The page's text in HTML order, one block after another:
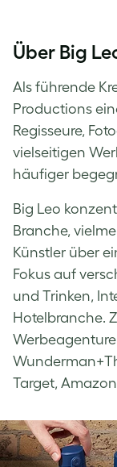
Über Big
Als führende
Productions
Regisseure,
vielseitigen
häufiger
Big Leo
Branche,
Künstler über
Fokus auf
und Trinken,
Hotelbranche.
Target,